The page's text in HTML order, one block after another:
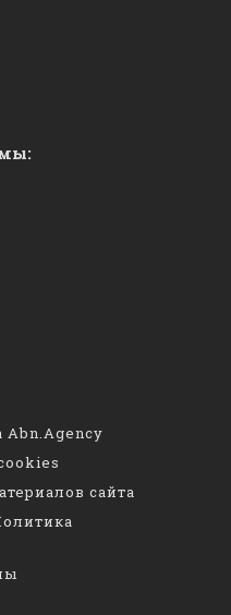
Abn.Agency
сайта